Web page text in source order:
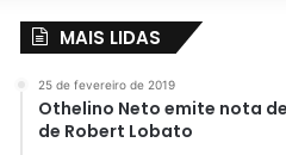
MAIS LIDAS
25 de fevereiro de 2019
Othelino Neto emite nota
de Robert Lobato